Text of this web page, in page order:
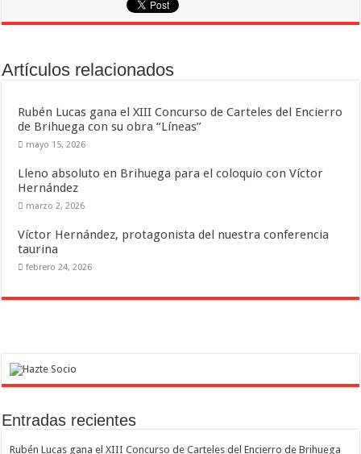
Artículos relacionados
Rubén Lucas gana el XIII Concurso de Carteles del Encierro
de Brihuega con su obra “Líneas”
mayo 15, 2026
Lleno absoluto en Brihuega para el coloquio con Víctor
Hernández
marzo 2, 2026
Víctor Hernández, protagonista del nuestra conferencia
taurina
febrero 24, 2026
Entradas recientes
Rubén Lucas gana el XIII Concurso de Carteles del Encierro de Brihuega